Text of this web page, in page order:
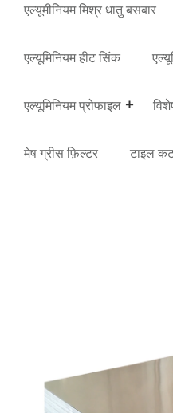
एल्यूमीनियम मिश्र धातु बसबार
एल्यूमिनियम हीट सिंक
एल्यूमिनियम प्रोफाइल
मेष ग्रीस फ़िल्टर टाइल